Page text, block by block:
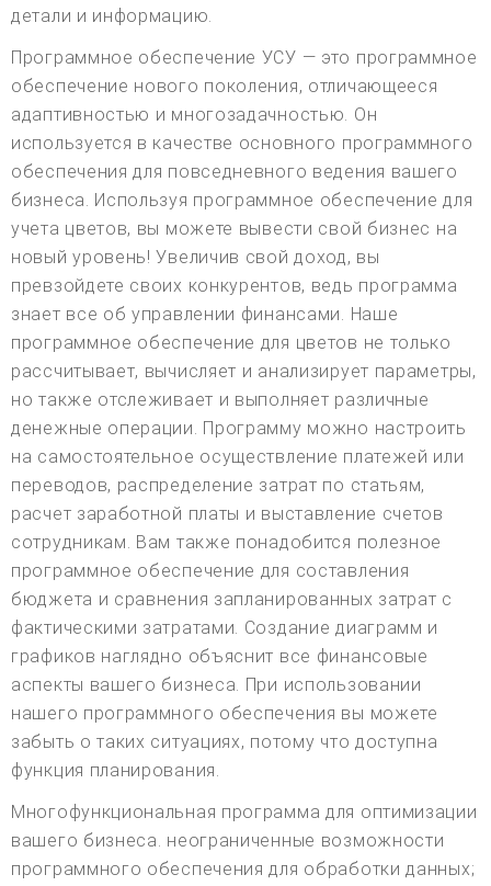
детали и информацию.
Программное обеспечение УСУ — это программное
обеспечение нового поколения, отличающееся
адаптивностью и многозадачностью. Он
используется в качестве основного программного
обеспечения для повседневного ведения вашего
бизнеса. Используя программное обеспечение для
учета цветов, вы можете вывести свой бизнес на
новый уровень! Увеличив свой доход, вы
превзойдете своих конкурентов, ведь программа
знает все об управлении финансами. Наше
программное обеспечение для цветов не только
рассчитывает, вычисляет и анализирует параметры,
но также отслеживает и выполняет различные
денежные операции. Программу можно настроить
на самостоятельное осуществление платежей или
переводов, распределение затрат по статьям,
расчет заработной платы и выставление счетов
сотрудникам. Вам также понадобится полезное
программное обеспечение для составления
бюджета и сравнения запланированных затрат с
фактическими затратами. Создание диаграмм и
графиков наглядно объяснит все финансовые
аспекты вашего бизнеса. При использовании
нашего программного обеспечения вы можете
забыть о таких ситуациях, потому что доступна
функция планирования.
Многофункциональная программа для оптимизации
вашего бизнеса. неограниченные возможности
программного обеспечения для обработки данных;